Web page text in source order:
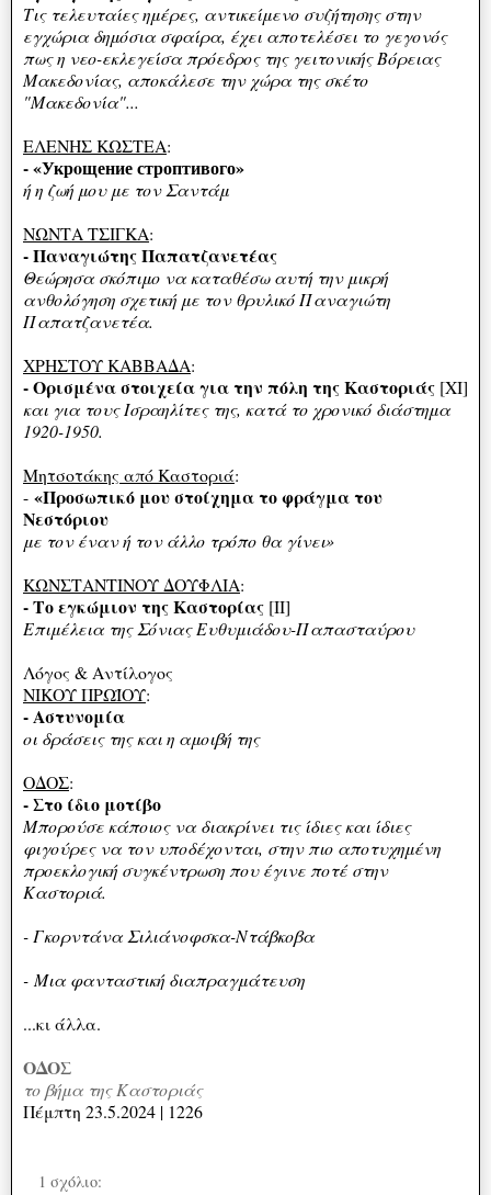
Τις τελευταίες ημέρες, αντικείμενο συζήτησης στην
εγχώρια δημόσια σφαίρα, έχει αποτελέσει το γεγονός
πως η νεο-εκλεγείσα πρόεδρος της γειτονικής Βόρειας
Μακεδονίας, αποκάλεσε την χώρα της σκέτο
"Μακεδονία"...
ΕΛΕΝΗΣ ΚΩΣΤΕΑ:
- «Укрοщение строптивого»
ή η ζωή μου με τον Σαντάμ
ΝΩΝΤΑ ΤΣΙΓΚΑ:
- Παναγιώτης Παπατζανετέας
Θεώρησα σκόπιμο να καταθέσω αυτή την μικρή
ανθολόγηση σχετική με τον θρυλικό Παναγιώτη
Παπατζανετέα.
ΧΡΗΣΤΟΥ ΚΑΒΒΑΔΑ:
- Ορισμένα στοιχεία για την πόλη της Καστοριάς [XI]
και για τους Ισραηλίτες της, κατά το χρονικό διάστημα
1920-1950.
Μητσοτάκης από Καστοριά:
- «Προσωπικό μου στοίχημα το φράγμα του
Νεστόριου
με τον έναν ή τον άλλο τρόπο θα γίνει»
ΚΩΝΣΤΑΝΤΙΝΟΥ ΔΟΥΦΛΙΑ:
- Το εγκώμιον της Καστορίας [II]
Επιμέλεια της Σόνιας Ευθυμιάδου-Παπασταύρου
Λόγος & Αντίλογος
ΝΙΚΟΥ ΠΡΩΪΟΥ:
- Αστυνομία
οι δράσεις της και η αμοιβή της
ΟΔΟΣ:
- Στο ίδιο μοτίβο
Μπορούσε κάποιος να διακρίνει τις ίδιες και ίδιες
φιγούρες να τον υποδέχονται, στην πιο αποτυχημένη
προεκλογική συγκέντρωση που έγινε ποτέ στην
Καστοριά.
- Γκορντάνα Σιλιάνοφσκα-Ντάβκοβα
- Μια φανταστική διαπραγμάτευση
...κι άλλα.
ΟΔΟΣ
το βήμα της Καστοριάς
Πέμπτη 23.5.2024 | 1226
1 σχόλιο: